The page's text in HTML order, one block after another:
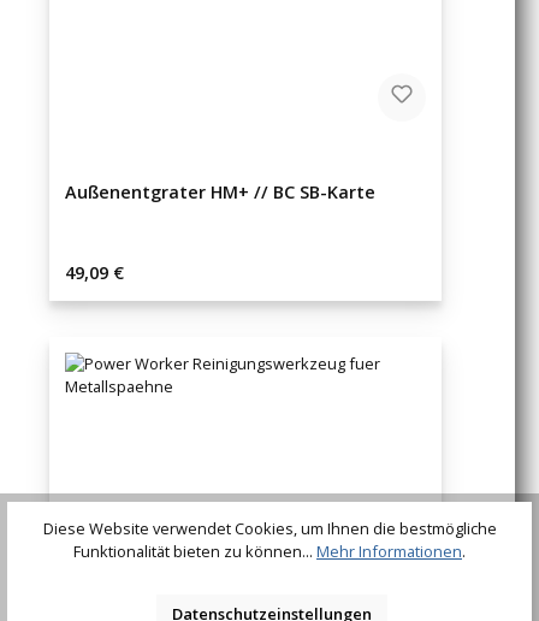
Außenentgrater HM+ // BC SB-Karte
Regulärer Preis:
49,09 €
Diese Website verwendet Cookies, um Ihnen die bestmögliche
Funktionalität bieten zu können... Mehr Informationen.
Datenschutzeinstellungen